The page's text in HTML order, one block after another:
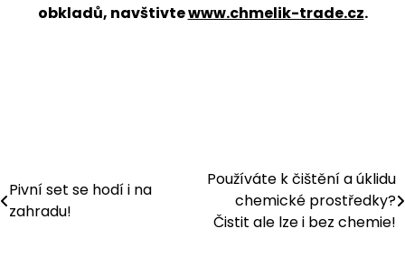
obkladů, navštivtewww.chmelik-trade.cz.
Navigace
pro
Pivní set se hodí i na
zahradu!
Používáte k čištění a úklidu
chemické prostředky?
Čistit ale lze i bez chemie!